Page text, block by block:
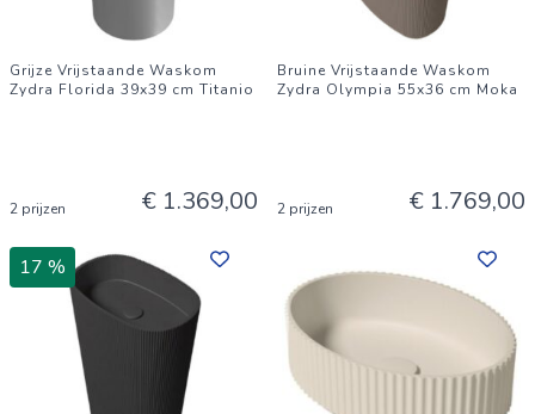
Grijze Vrijstaande Waskom
Zydra Florida 39x39 cm Titanio
2 prijzen € 1.369,00
Bruine Vrijstaande Waskom
Zydra Olympia 55x36 cm Moka
2 prijzen € 1.769,00
17 %